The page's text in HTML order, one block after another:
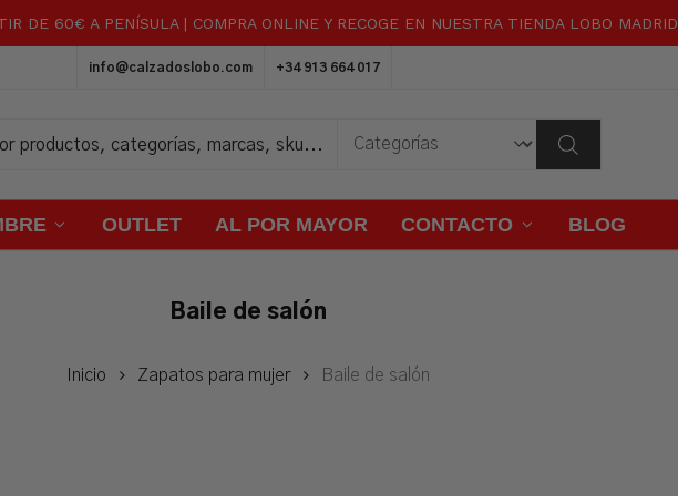
DE 60€ A PENÍSULA | COMPRA ONLINE Y RECOGE EN NUESTRA TIENDA LOBO MADRID
info@calzadoslobo.com +34 913 664 017
OUTLET AL POR MAYOR CONTACTO BLOG
Carrito
Baile de salón
Inicio Zapatos para mujer Baile de salón